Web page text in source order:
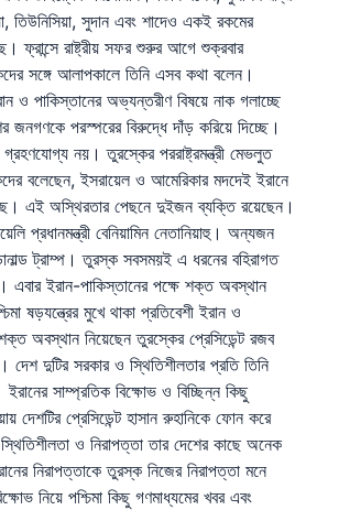
তিউনিসিয়া, সুদান এবং শাদেও একই রকমের
ফ্রান্সে রাষ্ট্রীয় সফর শুরুর আগে শুক্রবার
সঙ্গে আলাপকালে তিনি এসব কথা বলেন।
ও পাকিস্তানের অভ্যন্তরীণ বিষয়ে নাক গলাচ্ছে
জনগণকে পরস্পরের বিরুদ্ধে দাঁড় করিয়ে দিচ্ছে।
নয়। তুরস্কের পররাষ্ট্রমন্ত্রী মেভলুত
বলেছেন, ইসরায়েল ও আমেরিকার মদদেই ইরানে
এই অস্থিরতার পেছনে দুইজন ব্যক্তি রয়েছেন।
প্রধানমন্ত্রী বেনিয়ামিন নেতানিয়াহু। অন্যজন
ট্রাম্প। তুরস্ক সবসময়ই এ ধরনের বহিরাগত
এবার ইরান-পাকিস্তানের পক্ষে শক্ত অবস্থান
ষড়যন্ত্রের মুখে থাকা প্রতিবেশী ইরান ও
শক্ত অবস্থান নিয়েছেন তুরস্কের প্রেসিডেন্ট রজব
দেশ দুটির সরকার ও স্থিতিশীলতার প্রতি তিনি
ইরানের সাম্প্রতিক বিক্ষোভ ও বিচ্ছিন্ন কিছু
দেশটির প্রেসিডেন্ট হাসান রুহানিকে ফোন করে
ও নিরাপত্তা তার দেশের কাছে অনেক
নিরাপত্তাকে তুরস্ক নিজের নিরাপত্তা মনে
নিয়ে পশ্চিমা কিছু গণমাধ্যমের খবর এবং